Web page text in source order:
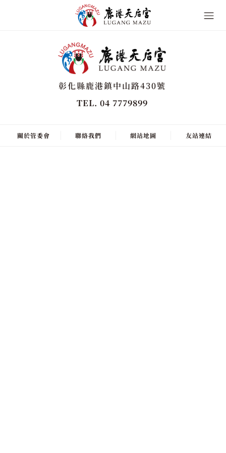
彰化縣鹿港鎮中山路430號
TEL. 04 7779899
關於管委會 聯絡我們 網站地圖 友站連結